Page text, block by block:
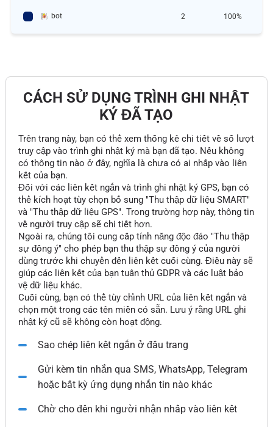
bot 2 100%
CÁCH SỬ DỤNG TRÌNH GHI NHẬT
KÝ ĐÃ TẠO
Trên trang này, bạn có thể xem thống kê chi tiết về số lượt
truy cập vào trình ghi nhật ký mà bạn đã tạo. Nếu không
có thông tin nào ở đây, nghĩa là chưa có ai nhấp vào liên
kết của bạn.
Đối với các liên kết ngắn và trình ghi nhật ký GPS, bạn có
thể kích hoạt tùy chọn bổ sung "Thu thập dữ liệu SMART"
và "Thu thập dữ liệu GPS". Trong trường hợp này, thông tin
về người truy cập sẽ chi tiết hơn.
Ngoài ra, chúng tôi cung cấp tính năng độc đáo "Thu thập
sự đồng ý" cho phép bạn thu thập sự đồng ý của người
dùng trước khi chuyển đến liên kết cuối cùng. Điều này sẽ
giúp các liên kết của bạn tuân thủ GDPR và các luật bảo
vệ dữ liệu khác.
Cuối cùng, bạn có thể tùy chỉnh URL của liên kết ngắn và
chọn một trong các tên miền có sẵn. Lưu ý rằng URL ghi
nhật ký cũ sẽ không còn hoạt động.
Sao chép liên kết ngắn ở đầu trang
Gửi kèm tin nhắn qua SMS, WhatsApp, Telegram
hoặc bất kỳ ứng dụng nhắn tin nào khác
Chờ cho đến khi người nhận nhấp vào liên kết